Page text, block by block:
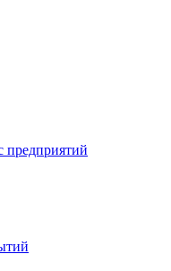
предприятий